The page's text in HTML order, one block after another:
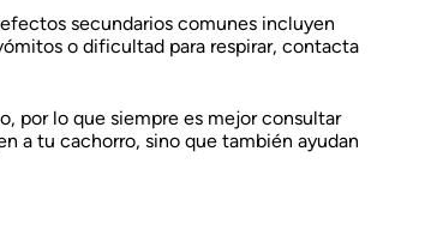
secundarios comunes incluyen
o dificultad para respirar, contacta
por lo que siempre es mejor consultar
a tu cachorro, sino que también ayudan